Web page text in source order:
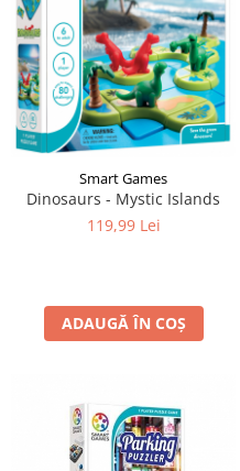
Smart Games
Dinosaurs - Mystic Islands
119,99 Lei
ADAUGĂ ÎN COȘ